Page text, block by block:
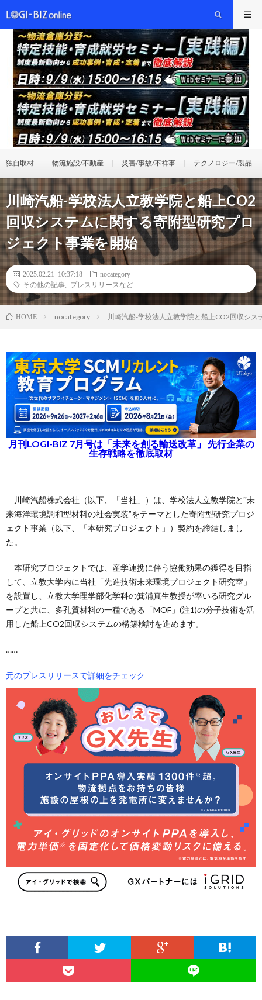
独自取材 物流施設/不動産 災害/事故/不祥事 テクノロジー/製品
川崎汽船-学校法人立教学院と船上CO2
回収システムに関する寄附型研究プロ
ジェクト事業を開始
2025.02.21 10:37:18
nocategory
その他の記事
プレスリリースなど
HOME nocategory 川崎汽船-学校法人立教学院と船上CO2回収シ
月刊LOGI-BIZ 7月号は「未来を創る輸送改革」 先行企業の
生存戦略を徹底取材
川崎汽船株式会社（以下、「当社」）は、学校法人立教学院と‟未
来海洋環境調和型材料の社会実装”をテーマとした寄附型研究プロジ
ェクト事業（以下、「本研究プロジェクト」）契約を締結しまし
た。
本研究プロジェクトでは、産学連携に伴う協働効果の獲得を目指
して、立教大学内に当社「先進技術未来環境プロジェクト研究室」
を設置し、立教大学理学部化学科の箕浦真生教授が率いる研究グル
ープと共に、多孔質材料の一種である「MOF」(注1)の分子技術を活
用した船上CO2回収システムの構築検討を進めます。
……
元のプレスリリースで詳細をチェック